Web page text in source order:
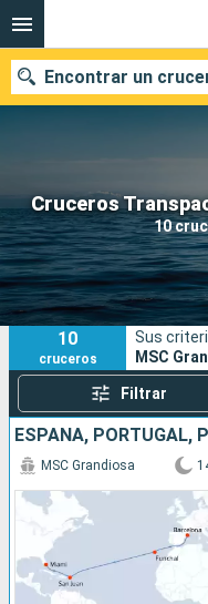
Cruceros
10
Encontrar un
Nuestros destinos
Fecha de salida
Puertos
10
cruceros
Sus
MSC
Filtrar
MSC Grandiosa